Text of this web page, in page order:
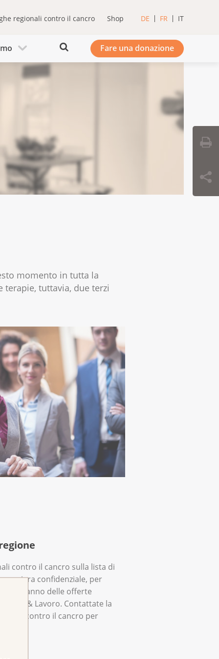
regionali contro il cancro Shop DE FR IT
Fare una donazione
momento in tutta la
terapie, tuttavia, due terzi
contro il cancro sulla lista di
confidenziale, per
Lei e hanno delle offerte
& Lavoro. Contattate la
contro il cancro per